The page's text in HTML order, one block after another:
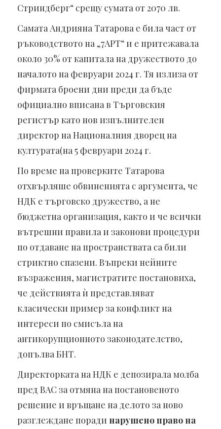
Стриндберг“ срещу сумата от 2070 лв.
Самата Андрияна Татарова е била част от
ръководството на „7АРТ“ и е притежавала
около 30% от капитала на дружеството до
началото на февруари 2024 г. Тя излиза от
фирмата броени дни преди да бъде
официално вписана в Търговския
регистър като нов изпълнителен
директор на Националния дворец на
културата(на 5 февруари 2024 г.
По време на проверките Татарова
отхвърляше обвиненията с аргумента, че
НДК е търговско дружество, а не
бюджетна организация, както и че всички
вътрешни правила и законови процедури
по отдаване на пространствата са били
стриктно спазени. Въпреки нейните
възражения, магистратите постановиха,
че действията ѝ представляват
класически пример за конфликт на
интереси по смисъла на
антикорупционното законодателство,
допълва БНТ.
Директорката на НДК е депозирала молба
пред ВАС за отмяна на постановеното
решение и връщане на делото за ново
разглеждане поради нарушено право на